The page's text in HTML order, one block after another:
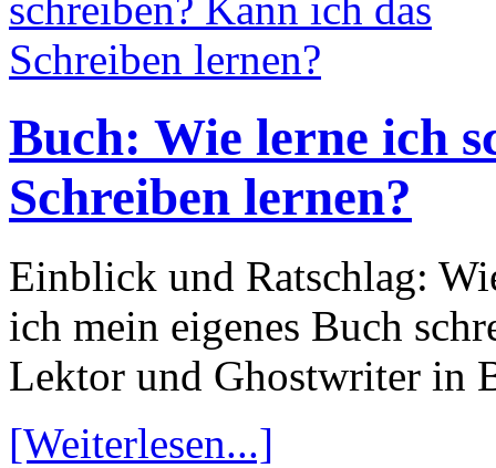
Buch: Wie lerne ich
Schreiben lernen?
Einblick und Ratschlag:
ich mein eigenes Buch
Lektor und Ghostwriter in
[Weiterlesen...]